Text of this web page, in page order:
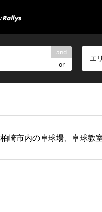
and
or
エ
柏崎市内の卓球場、卓球教